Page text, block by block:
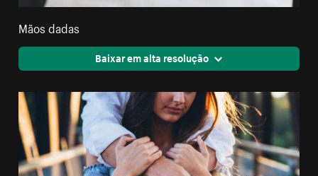
Mãos dadas
Baixar em alta resolução